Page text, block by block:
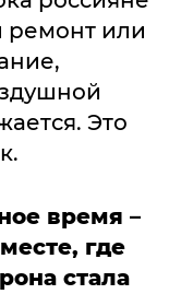
ремонт или
Это
время –
где
стала